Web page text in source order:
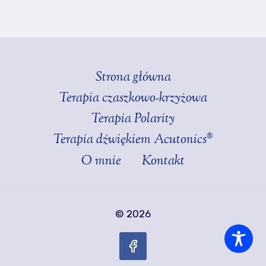
Strona główna
Terapia czaszkowo-krzyżowa
Terapia Polarity
Terapia dźwiękiem Acutonics®
O mnie
Kontakt
© 2026